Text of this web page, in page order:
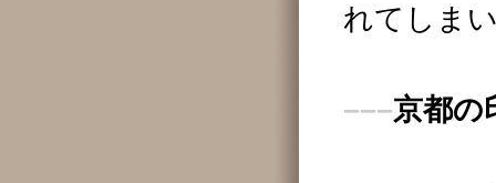
れてしま
–––京都の